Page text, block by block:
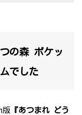
の森 ポケッ
でした
版 『あつまれ どう